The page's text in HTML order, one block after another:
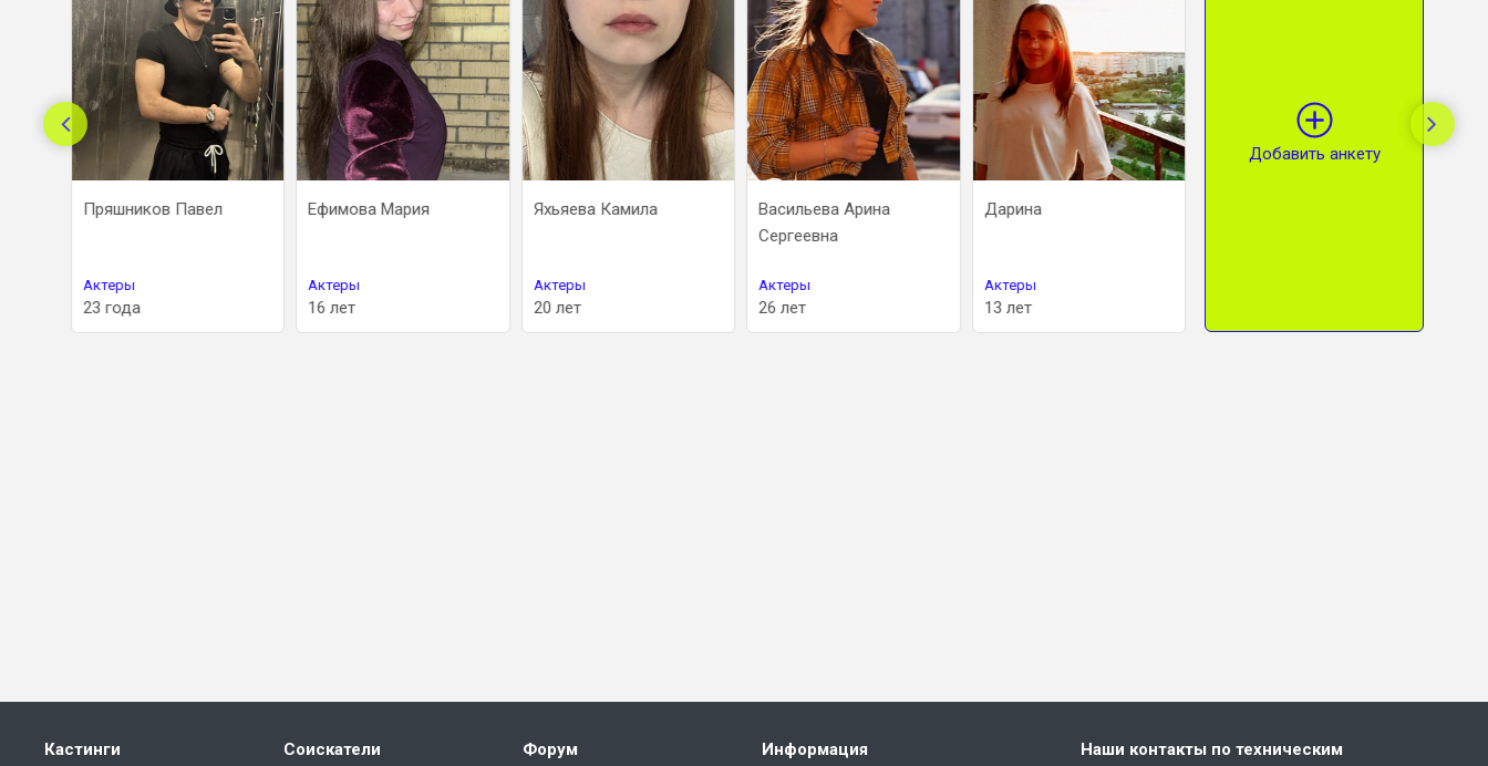
Пряшников Павел
Актеры
23 года
Ефимова Мария
Актеры
16 лет
Яхьяева Камила
Актеры
20 лет
Васильева Арина
Сергеевна
Актеры
26 лет
Дарина
Актеры
13 лет
Добавить анкету
Кастинги Соискатели Форум Информация
Наши контакты по техническим